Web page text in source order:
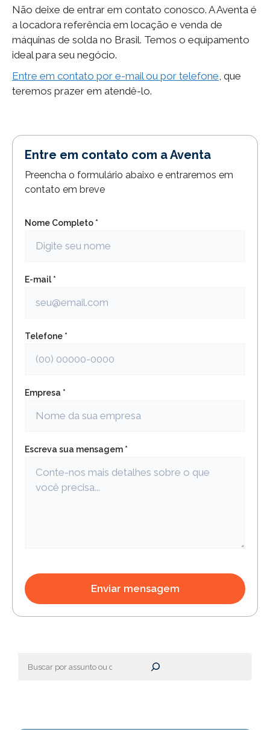
Não deixe de entrar em contato conosco. A Aventa é
a locadora referência em locação e venda de
máquinas de solda no Brasil. Temos o equipamento
ideal para seu negócio.
Entre em contato por e-mail ou por telefone, que
teremos prazer em atendê-lo.
Entre em contato com a Aventa
Preencha o formulário abaixo e entraremos em
contato em breve
Nome Completo *
E-mail *
Telefone *
Empresa *
Escreva sua mensagem *